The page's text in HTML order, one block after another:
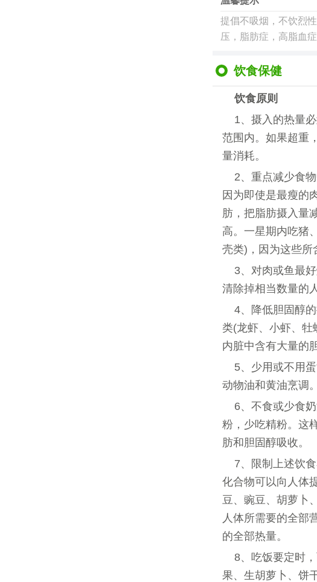
提倡不吸烟，不饮烈
压，脂肪症，高脂血
饮食保健
饮食原则
1、摄入的热量
范围内。如果超重
量消耗。
2、重点减少食
因为即使是最瘦的
肪，把脂肪摄入量
高。一星期内吃猪
壳类)，因为这些所
3、对肉或鱼最
清除掉相当数量的
4、降低胆固醇
类(龙虾、小虾、牡
内脏中含有大量的
5、少用或不用
动物油和黄油烹调。
6、不食或少食
粉，少吃精粉。这
肪和胆固醇吸收。
7、限制上述饮
化合物可以向人体
豆、豌豆、胡萝卜
人体所需要的全部
的全部热量。
8、吃饭要定时
果、生胡萝卜、饼